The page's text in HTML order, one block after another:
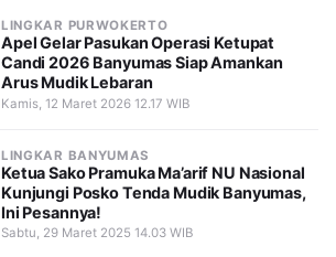
LINGKAR PURWOKERTO
Apel Gelar Pasukan Operasi Ketupat
Candi 2026 Banyumas Siap Amankan
Arus Mudik Lebaran
Kamis, 12 Maret 2026 12.17 WIB
LINGKAR BANYUMAS
Ketua Sako Pramuka Ma’arif NU Nasional
Kunjungi Posko Tenda Mudik Banyumas,
Ini Pesannya!
Sabtu, 29 Maret 2025 14.03 WIB